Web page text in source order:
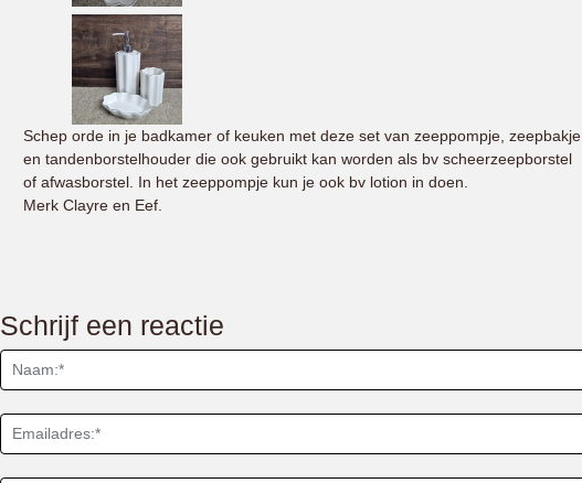
Schep orde in je badkamer of keuken met deze set van zeeppompje, zeepbakje
en tandenborstelhouder die ook gebruikt kan worden als bv scheerzeepborstel
of afwasborstel. In het zeeppompje kun je ook bv lotion in doen.
Merk Clayre en Eef.
Schrijf een reactie